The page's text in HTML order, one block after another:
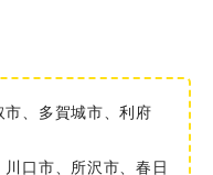
市、多賀城市、利府
川口市、所沢市、春日